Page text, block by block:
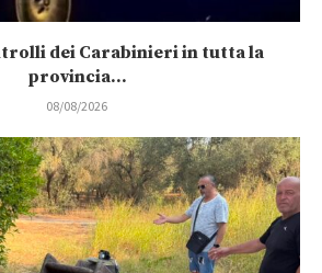
dei Carabinieri in tutta la
provincia...
08/08/2026